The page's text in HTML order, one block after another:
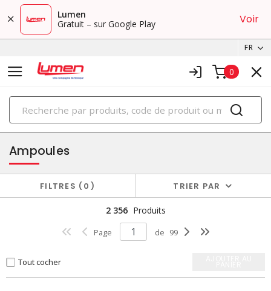
Lumen
Gratuit – sur Google Play
Voir
FR
0
PRODUITS
éclairage
Ampoules
FILTRES 0 TRIER PAR
2 356 Produits
Page de 99
Tout cocher